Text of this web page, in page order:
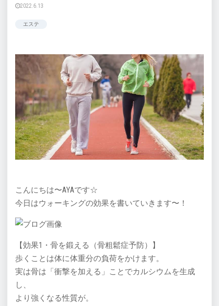
2022.6.13
エステ
こんにちは〜AYAです☆
今日はウォーキングの効果を書いていきます〜！
【効果1・骨を鍛える（骨粗鬆症予防）】
歩くことは体に体重分の負荷をかけます。
実は骨は「衝撃を加える」ことでカルシウムを生成
し、
より強くなる性質が。